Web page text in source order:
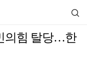
의힘 탈당…한